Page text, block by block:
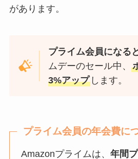
があります。
プライム会員になる
ムデーのセール中、
3%アップ します。
プライム会員の年会費に
Amazonプライムは、年間